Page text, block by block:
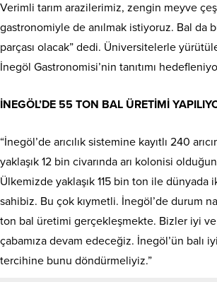
Verimli tarım arazilerimiz, zengin meyve
gastronomiyle de anılmak istiyoruz. Bal da
parçası olacak” dedi. Üniversitelerle
İnegöl Gastronomisi’nin tanıtımı
İNEGÖL’DE 55 TON BAL ÜRETİMİ
“İnegöl’de arıcılık sistemine kayıtlı 240
yaklaşık 12 bin civarında arı kolonisi
Ülkemizde yaklaşık 115 bin ton ile dünyada
sahibiz. Bu çok kıymetli. İnegöl’de durum
ton bal üretimi gerçekleşmekte. Bizler iyi
çabamıza devam edeceğiz. İnegöl’ün balı
tercihine bunu döndürmeliyiz.”